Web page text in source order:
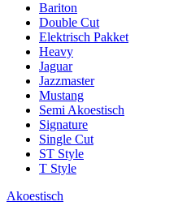
Bariton
Double Cut
Elektrisch Pakket
Heavy
Jaguar
Jazzmaster
Mustang
Semi Akoestisch
Signature
Single Cut
ST Style
T Style
Akoestisch